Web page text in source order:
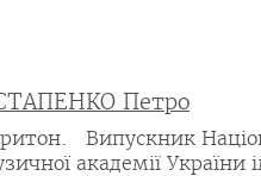
Петро
Випускник
академії України